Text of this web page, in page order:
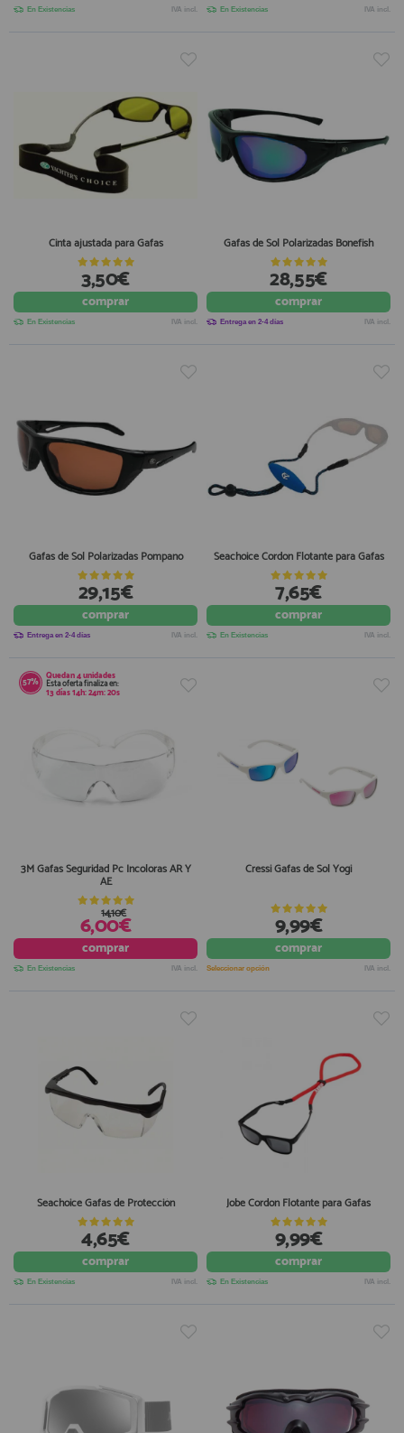
En Existencias IVA incl. En Existencias IVA incl.
Cinta ajustada para Gafas
3,50€
comprar
En Existencias IVA incl.
Gafas de Sol Polarizadas Bonefish
28,55€
comprar
Entrega en 2-4 días IVA incl.
Gafas de Sol Polarizadas Pompano
29,15€
comprar
Entrega en 2-4 días IVA incl.
Seachoice Cordon Flotante para Gafas
7,65€
comprar
En Existencias IVA incl.
57% Quedan4unidades
Esta oferta finaliza en:
13días14h:24m:19s
3M Gafas Seguridad Pc Incoloras AR Y
AE
6,00€
14,10€
comprar
En Existencias IVA incl.
Cressi Gafas de Sol Yogi
9,99€
comprar
Seleccionar opción IVA incl.
Seachoice Gafas de Protección
4,65€
comprar
En Existencias IVA incl.
Jobe Cordon Flotante para Gafas
9,99€
comprar
En Existencias IVA incl.